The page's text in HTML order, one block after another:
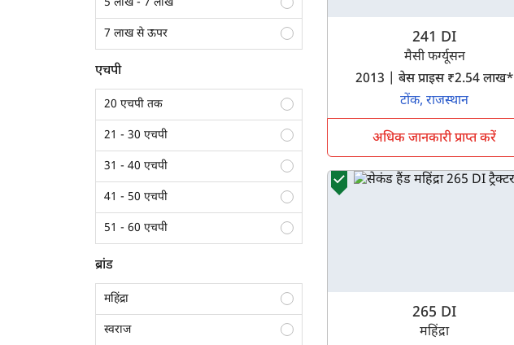
7 लाख से ऊपर
एचपी
20 एचपी तक
21 - 30 एचपी
31 - 40 एचपी
41 - 50 एचपी
51 - 60 एचपी
61 - 70 एचपी
70 एचपी से अधिक
ब्रांड
महिंद्रा
स्वराज
241 DI
मैसी फर्ग्यूसन
2013 | बेस प्राइस ₹2.54 लाख*
टोंक, राजस्थान
अधिक जानकारी प्राप्त करें
265 DI
महिंद्रा